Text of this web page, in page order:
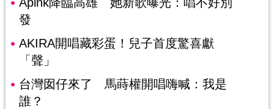
發
AKIRA開唱藏彩蛋！兒子首度驚喜獻
「聲」
台灣囡仔來了 馬蒔權開唱嗨喊：我是
誰？